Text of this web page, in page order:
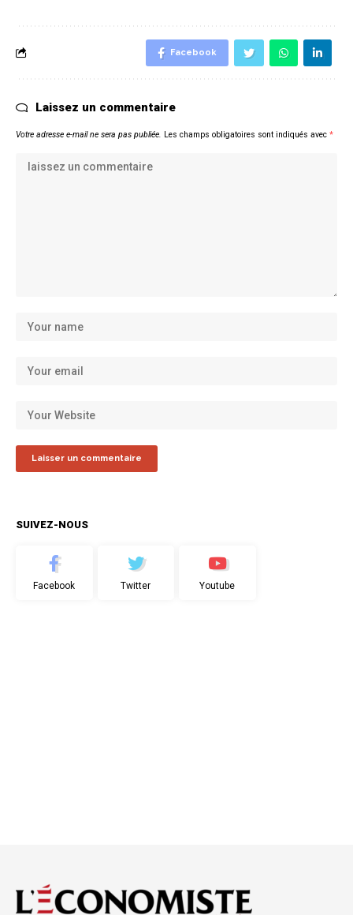
Facebook
Laissez un commentaire
Votre adresse e-mail ne sera pas publiée. Les champs obligatoires sont indiqués avec *
SUIVEZ-NOUS
Facebook Twitter Youtube